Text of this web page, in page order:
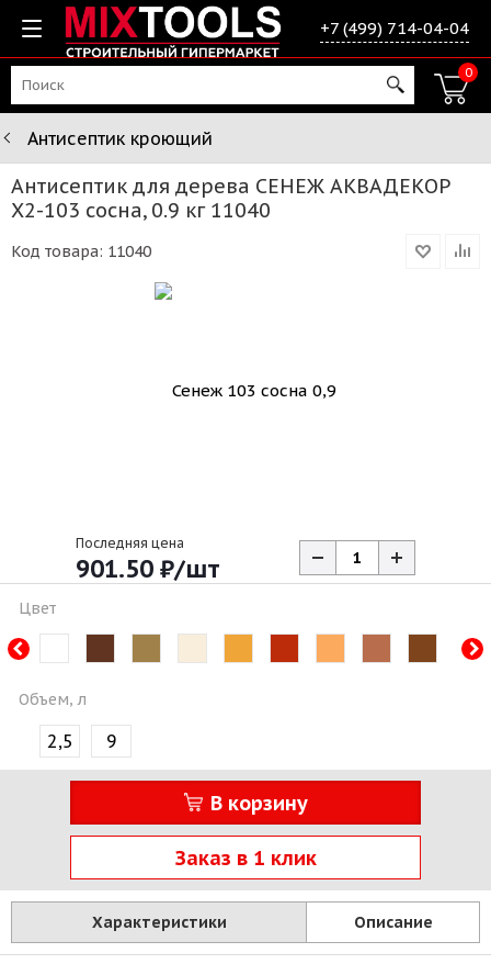
+7 (499) 714-04-04
0
Антисептик кроющий
Антисептик для дерева СЕНЕЖ АКВАДЕКОР
Х2-103 сосна, 0.9 кг 11040
Код товара: 11040
Последняя цена
901.50 ₽/шт
Цвет
Объем, л
2,5 9
В корзину
Заказ в 1 клик
Характеристики Описание